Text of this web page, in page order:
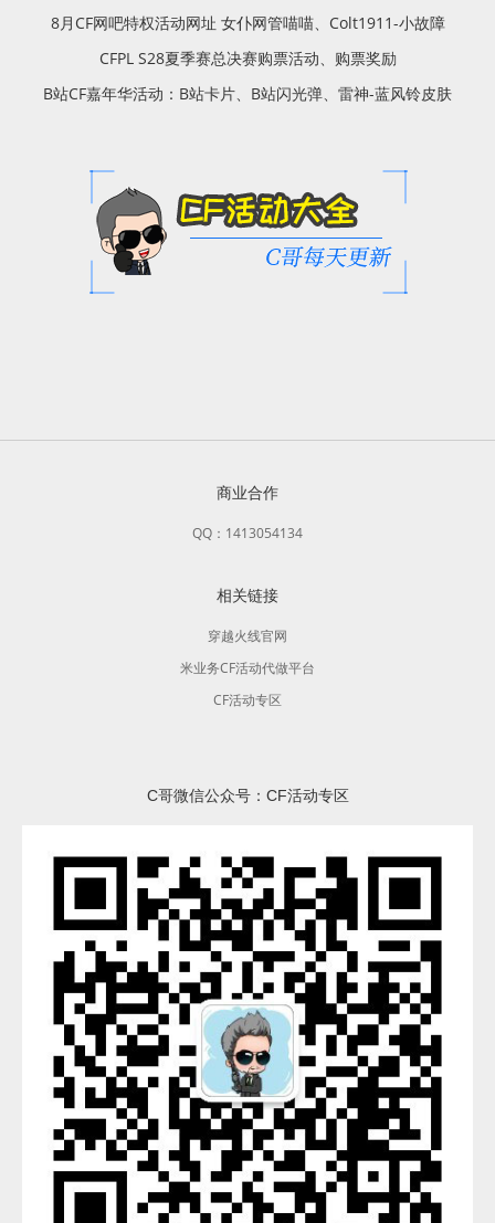
8月CF网吧特权活动网址 女仆网管喵喵、Colt1911-小故障
CFPL S28夏季赛总决赛购票活动、购票奖励
B站CF嘉年华活动：B站卡片、B站闪光弹、雷神-蓝风铃皮肤
商业合作
QQ：1413054134
相关链接
穿越火线官网
米业务CF活动代做平台
CF活动专区
C哥微信公众号：CF活动专区